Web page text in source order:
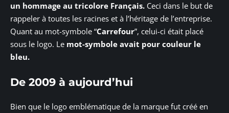
un hommage au tricolore Français. Ceci dans le but de
rappeler à toutes les racines et à l’héritage de l’entreprise.
Quant au mot-symbole “Carrefour”, celui-ci était placé
sous le logo. Le mot-symbole avait pour couleur le
bleu.
De 2009 à aujourd’hui
Bien que le logo emblématique de la marque fut créé en